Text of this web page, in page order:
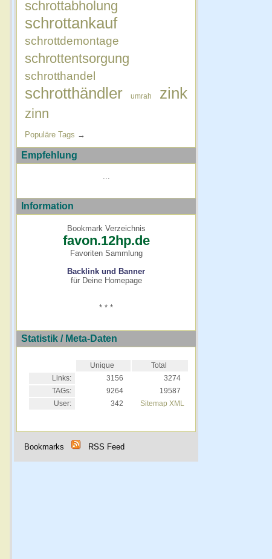
schrottabholung
schrottankauf
schrottdemontage
schrottentsorgung
schrotthandel
schrotthändler umrah zink
zinn
Populäre Tags →
Empfehlung
Information
Bookmark Verzeichnis
favon.12hp.de
Favoriten Sammlung
Backlink und Banner
für Deine Homepage
* * *
Statistik / Meta-Daten
Unique
Total
Links:
3156
3274
TAGs:
9264
19587
User:
342 Sitemap XML
Bookmarks RSS Feed